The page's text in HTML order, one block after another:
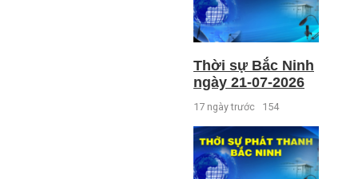
Thời sự Bắc Ninh
ngày 21-07-2026
17 ngày trước 154